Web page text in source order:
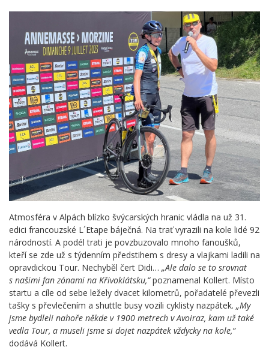
Atmosféra v Alpách blízko švýcarských hranic vládla na už 31.
edici francouzské L´Etape báječná. Na trať vyrazili na kole lidé 92
národností. A podél trati je povzbuzovalo mnoho fanoušků,
kteří se zde už s týdenním předstihem s dresy a vlajkami ladili na
opravdickou Tour. Nechyběl čert Didi… „Ale dalo se to srovnat
s našimi fan zónami na Křivoklátsku,“poznamenal Kollert. Místo
startu a cíle od sebe ležely dvacet kilometrů, pořadatelé převezli
tašky s převlečením a shuttle busy vozili cyklisty nazpátek. „My
jsme bydleli nahoře někde v 1900 metrech v Avoiraz, kam už také
vedla Tour, a museli jsme si dojet nazpátek vždycky na kole,“
dodává Kollert.